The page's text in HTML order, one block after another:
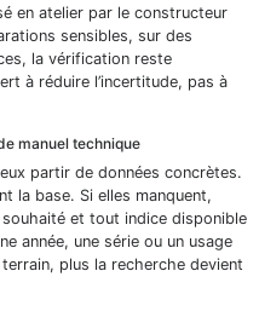
en atelier par le constructeur
sensibles, sur des
la vérification reste
à réduire l’incertitude, pas à
manuel technique
partir de données concrètes.
la base. Si elles manquent,
et tout indice disponible
année, une série ou un usage
plus la recherche devient